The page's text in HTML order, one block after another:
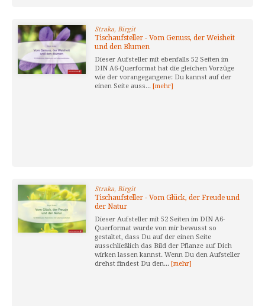
Straka, Birgit
Tischaufsteller - Vom Genuss, der Weisheit
und den Blumen
Dieser Aufsteller mit ebenfalls 52 Seiten im
DIN A6-Querformat hat die gleichen Vorzüge
wie der vorangegangene: Du kannst auf der
einen Seite auss... [mehr]
Straka, Birgit
Tischaufsteller - Vom Glück, der Freude und
der Natur
Dieser Aufsteller mit 52 Seiten im DIN A6-
Querformat wurde von mir bewusst so
gestaltet, dass Du auf der einen Seite
ausschließlich das Bild der Pflanze auf Dich
wirken lassen kannst. Wenn Du den Aufsteller
drehst findest Du den... [mehr]